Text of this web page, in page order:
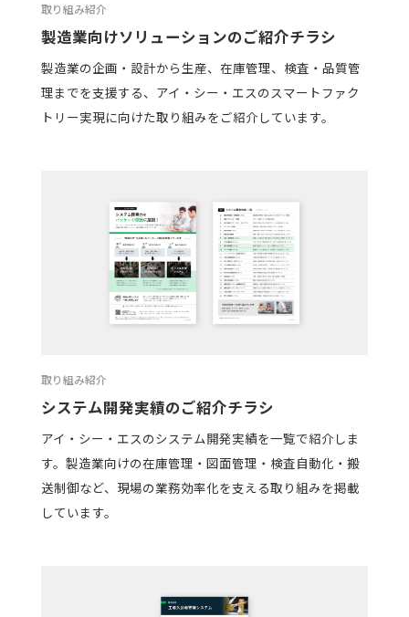
取り組み紹介
製造業向けソリューションのご紹介チラシ
製造業の企画・設計から生産、在庫管理、検査・品質管
理までを支援する、アイ・シー・エスのスマートファク
トリー実現に向けた取り組みをご紹介しています。
取り組み紹介
システム開発実績のご紹介チラシ
アイ・シー・エスのシステム開発実績を一覧で紹介しま
す。製造業向けの在庫管理・図面管理・検査自動化・搬
送制御など、現場の業務効率化を支える取り組みを掲載
しています。